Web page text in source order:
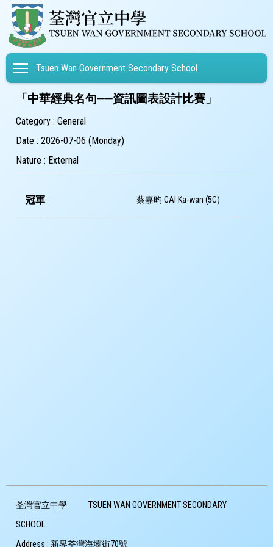
Toggle main menu visibility
Tsuen Wan Government Secondary School
「中華經典名句——資訊圖表設計比賽」
Category : General
Date : 2026-07-06 (Monday)
Nature : External
冠軍 蔡嘉昀 CAI Ka-wan (5C)
荃灣官立中學
TSUEN WAN GOVERNMENT SECONDARY
SCHOOL
Address : 新界荃灣海壩街70號